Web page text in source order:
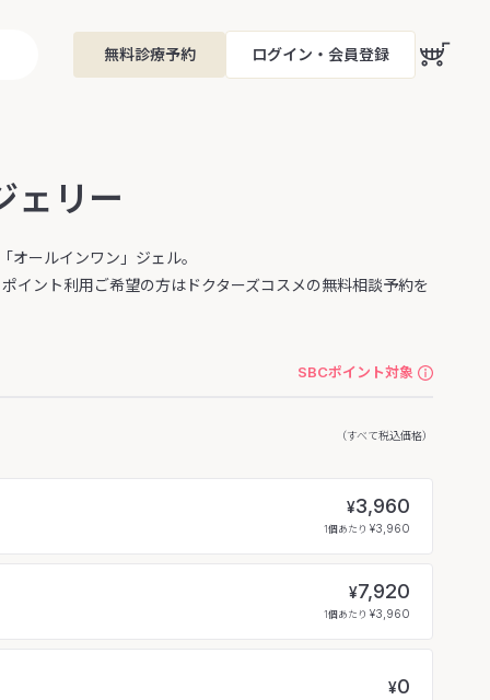
無料診療予約 ログイン・会員登録
ェリー
ールインワン」ジェル。
イント利用ご希望の方はドクターズコスメの無料相談予約を
SBCポイント対象
（すべて税込価格）
¥3,960
1個あたり ¥3,960
¥7,920
1個あたり ¥3,960
¥0